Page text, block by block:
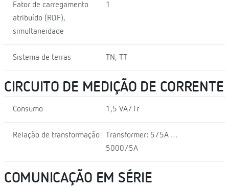
Fator de carregamento
atribuído (RDF),
simultaneidade
1
Sistema de terras TN, TT
CIRCUITO DE MEDIÇÃO DE CORRENTE
Consumo 1,5 VA/Tr
Relação de transformação
Transformer: 5/5A …
5000/5A
COMUNICAÇÃO EM SÉRIE